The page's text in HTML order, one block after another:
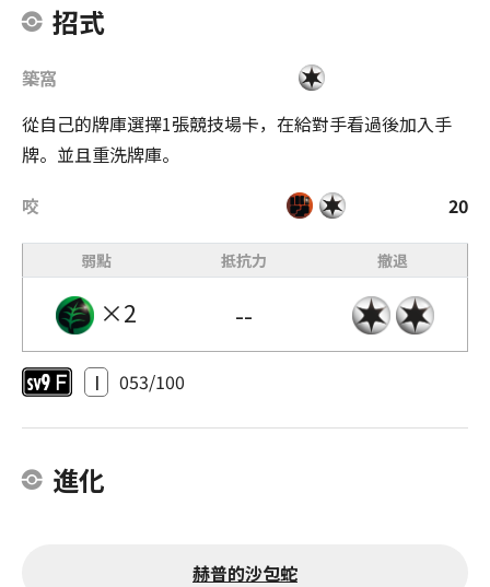
招式
築窩
從自己的牌庫選擇1張競技場卡，在給對手看過後加入手
牌。並且重洗牌庫。
咬
20
弱點 抵抗力 撤退
×2 --
I 053/100
進化
赫普的沙包蛇